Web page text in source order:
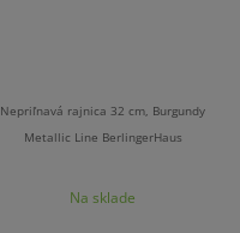
Nepriľnavá rajnica 32 cm, Burgundy
Metallic Line BerlingerHaus
Na sklade